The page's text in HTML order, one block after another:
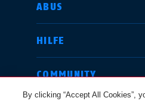
ABUS
HILFE
COMMUNITY
LAND AUSWÄHLEN
Deutschland
By clicking “Accept All Cookies”,